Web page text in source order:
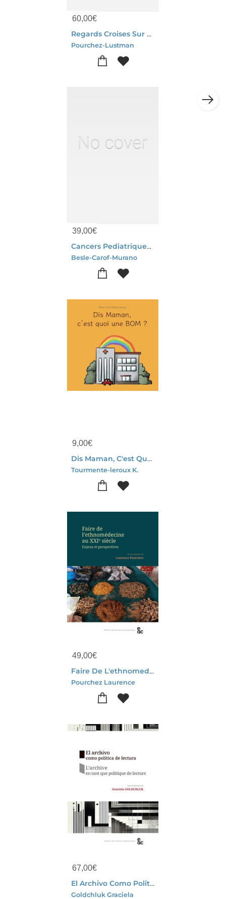
60,00€
Regards Croises Sur Les Relations Soignants-soignes
Pourchez-Lustman
39,00€
Cancers Pediatriques Et Genomique : Un Changement Majeur ? - Regards Croises Entre Sciences Sociales
Besle-Carof-Murano
9,00€
Dis Maman, C'est Quoi Une Bom
Tourmente-leroux K.
49,00€
Faire De L'ethnomedecine Au Xxie Siecle - Enjeux Et Perspectives
Pourchez Laurence
67,00€
El Archivo Como Politica De Lectura / L'archive En Tant Que Politique De Lecture
Goldchluk Graciela